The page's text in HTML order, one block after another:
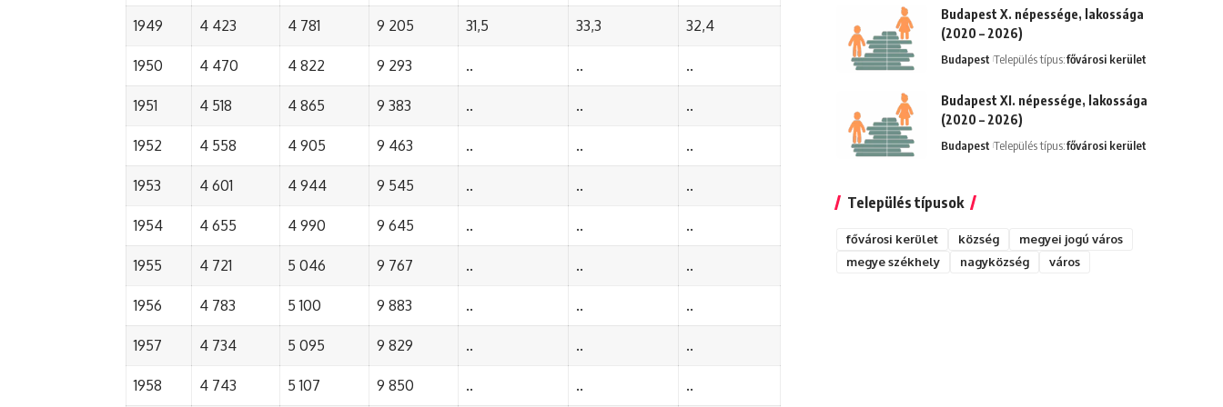
1949 4 423 4 781 9 205 31,5 33,3 32,4
1950 4 470 4 822 9 293 .. .. ..
1951 4 518 4 865 9 383 .. .. ..
1952 4 558 4 905 9 463 .. .. ..
1953 4 601 4 944 9 545 .. .. ..
1954 4 655 4 990 9 645 .. .. ..
1955 4 721 5 046 9 767 .. .. ..
1956 4 783 5 100 9 883 .. .. ..
1957 4 734 5 095 9 829 .. .. ..
1958 4 743 5 107 9 850 .. .. ..
Budapest X. népessége, lakossága
(2020 – 2026)
Budapest Település típus:fővárosi kerület
Budapest XI. népessége, lakossága
(2020 – 2026)
Budapest Település típus:fővárosi kerület
Település típusok
fővárosi kerület község
megyei jogú város
megye székhely
nagyközség város